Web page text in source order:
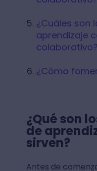
¿Cuáles son
aprendizaje
colaborativo?
¿Cómo
¿Qué son
de
sirven?
Antes de